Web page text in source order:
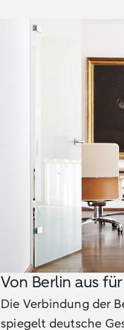
Von Berlin aus
Die Verbindung der
spiegelt deutsche